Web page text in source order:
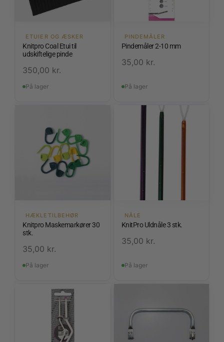
ETUIER OG ÆSKER
Knitpro Coal Etui til
udskiftelige pinde
350,00 kr.
På lager
PINDEMÅLER
Pindemåler 2-10 mm
35,00 kr.
På lager
HÆKLETILBEHØR
Knitpro Maskemarkører 30
stk.
35,00 kr.
På lager
NÅLE
KnitPro Uldnåle 3 stk.
35,00 kr.
På lager